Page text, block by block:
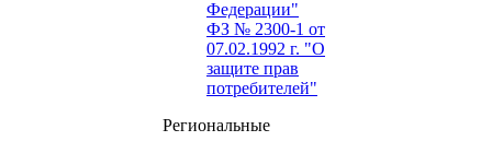
Федерации"
ФЗ № 2300-1 от
07.02.1992 г. "О
защите прав
потребителей"
Региональные